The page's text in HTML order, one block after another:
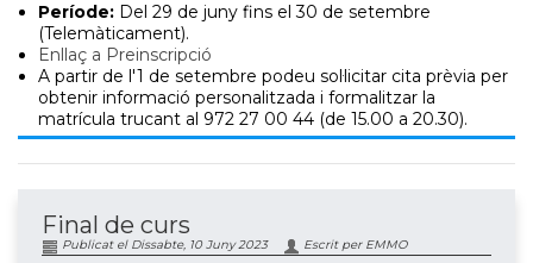
Període: Del 29 de juny fins el 30 de setembre
(Telemàticament).
Enllaç a Preinscripció
A partir de l'1 de setembre podeu sol·licitar cita prèvia per
obtenir informació personalitzada i formalitzar la
matrícula trucant al 972 27 00 44 (de 15.00 a 20.30).
Final de curs
Publicat el Dissabte, 10 Juny 2023 Escrit per EMMO